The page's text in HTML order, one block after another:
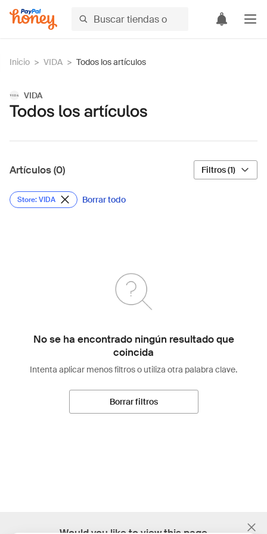
Inicio > VIDA > Todos los artículos
VIDA
Todos los artículos
Artículos (0) Filtros (1)
Store: VIDA Borrar todo
No se ha encontrado ningún resultado que
coincida
Intenta aplicar menos filtros o utiliza otra palabra clave.
Borrar filtros